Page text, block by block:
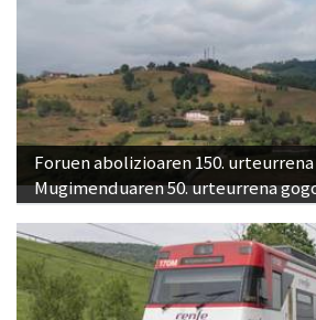
Foruen abolizioaren 150.
Mugimenduaren 50. urteurrena